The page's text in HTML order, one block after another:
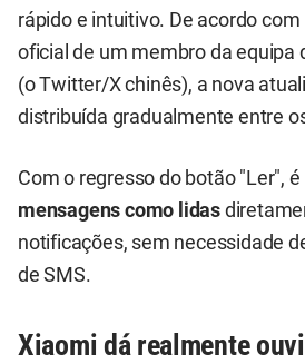
rápido e intuitivo. De acordo
oficial de um membro da equipa
(o Twitter/X chinês), a nova
distribuída gradualmente entre
Com o regresso do botão "Ler", é
mensagens como lidas
notificações, sem necessidade
de SMS.
Xiaomi dá realmente